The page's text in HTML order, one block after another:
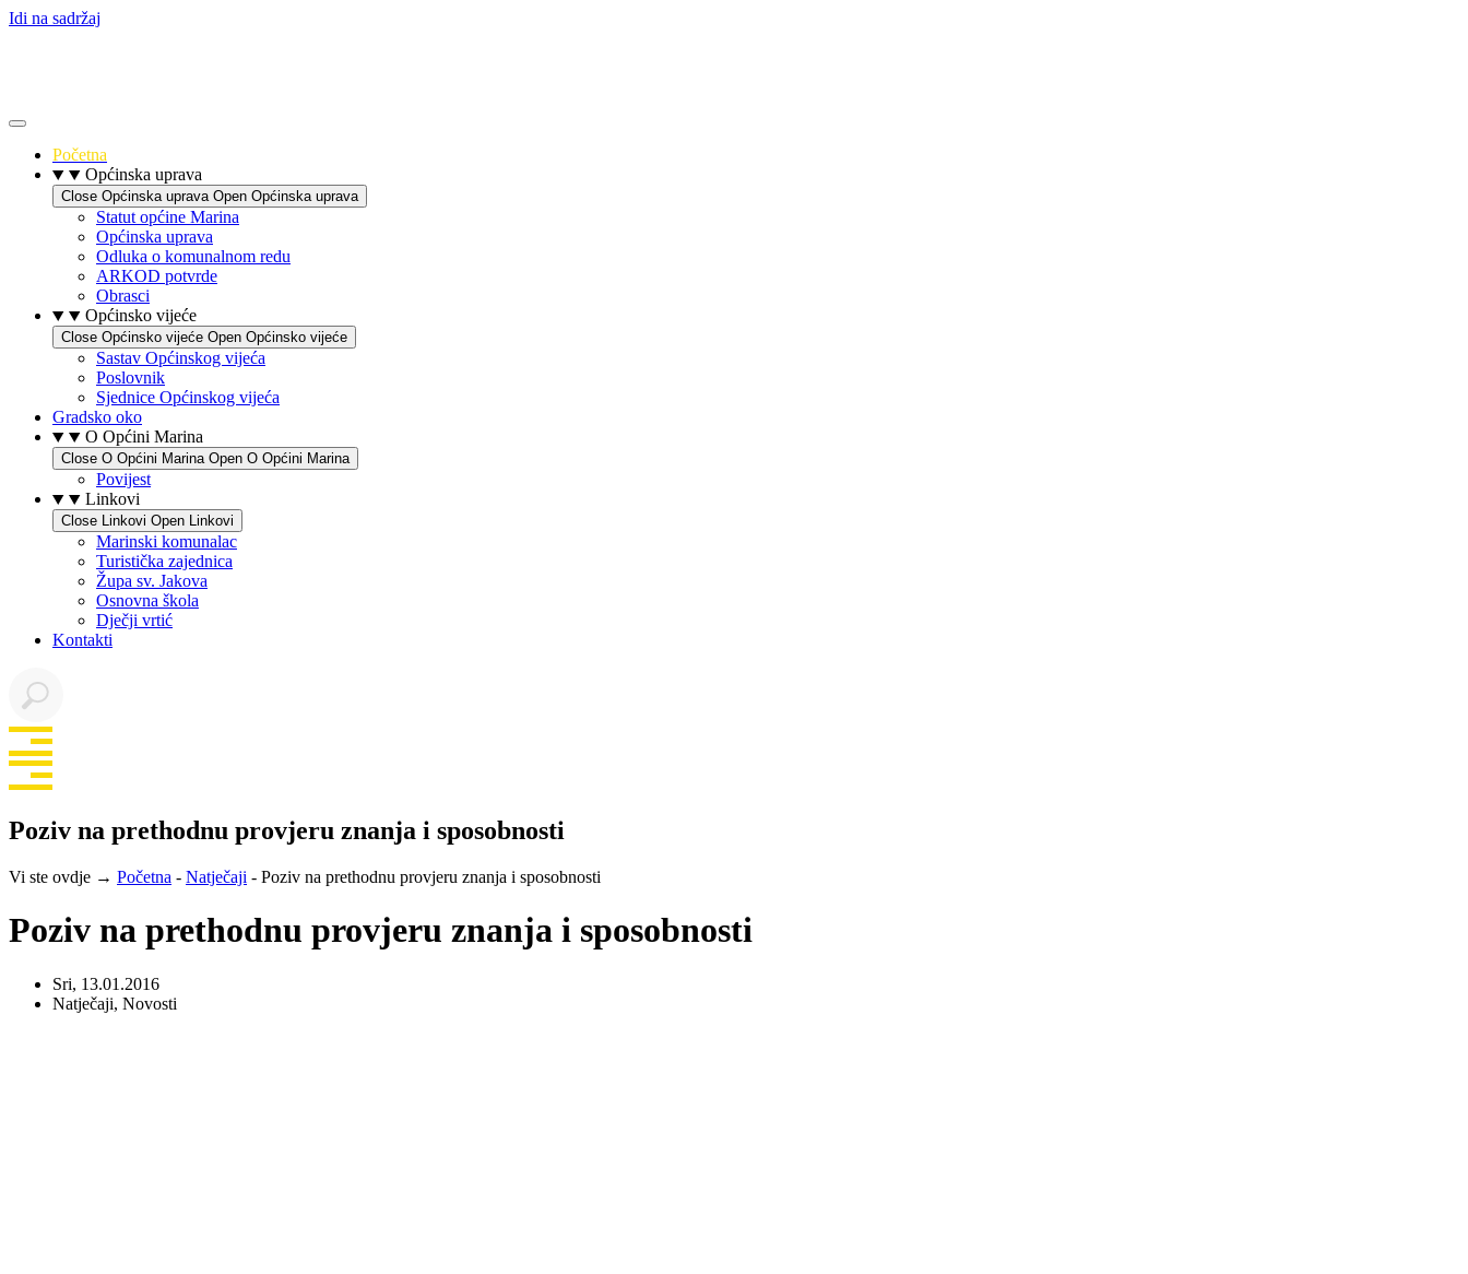
Idi na sadržaj
Početna
Općinska uprava
Close Općinska uprava Open Općinska uprava
Statut općine Marina
Općinska uprava
Odluka o komunalnom redu
ARKOD potvrde
Obrasci
Općinsko vijeće
Close Općinsko vijeće Open Općinsko vijeće
Sastav Općinskog vijeća
Poslovnik
Sjednice Općinskog vijeća
Gradsko oko
O Općini Marina
Close O Općini Marina Open O Općini Marina
Povijest
Linkovi
Close Linkovi Open Linkovi
Marinski komunalac
Turistička zajednica
Župa sv. Jakova
Osnovna škola
Dječji vrtić
Kontakti
Poziv na prethodnu provjeru znanja i sposobnosti
Vi ste ovdje → Početna - Natječaji - Poziv na prethodnu provjeru znanja i sposobnosti
Poziv na prethodnu provjeru znanja i sposobnosti
Sri, 13.01.2016
Natječaji, Novosti